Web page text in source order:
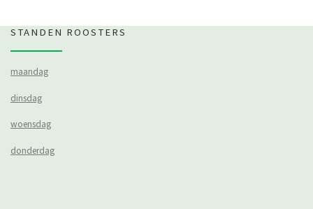
STANDEN ROOSTERS
maandag
dinsdag
woensdag
donderdag